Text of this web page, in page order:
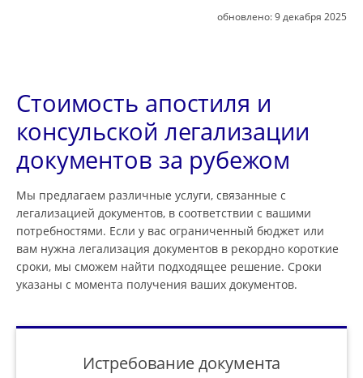
обновлено:9 декабря 2025
Стоимость апостиля и
консульской легализации
документов за рубежом
Мы предлагаем различные услуги, связанные с
легализацией документов, в соответствии с вашими
потребностями. Если у вас ограниченный бюджет или
вам нужна легализация документов в рекордно короткие
сроки, мы сможем найти подходящее решение. Сроки
указаны с момента получения ваших документов.
Истребование документа